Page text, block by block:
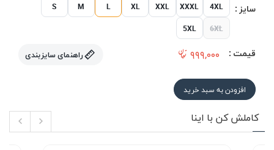
سایز : S M L XL XXL XXXL 4XL
5XL 6XL
قیمت : ۹۹۹,۰۰۰ راهنمای سایزبندی
افزودن به سبد خرید
کاملش کن با اینا